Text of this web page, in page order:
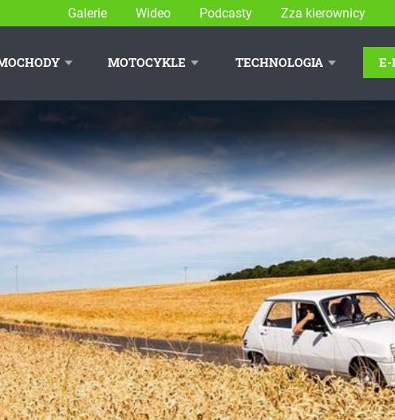
Galerie Wideo Podcasty Zza kierownicy
MOTOCYKLE TECHNOLOGIA E-